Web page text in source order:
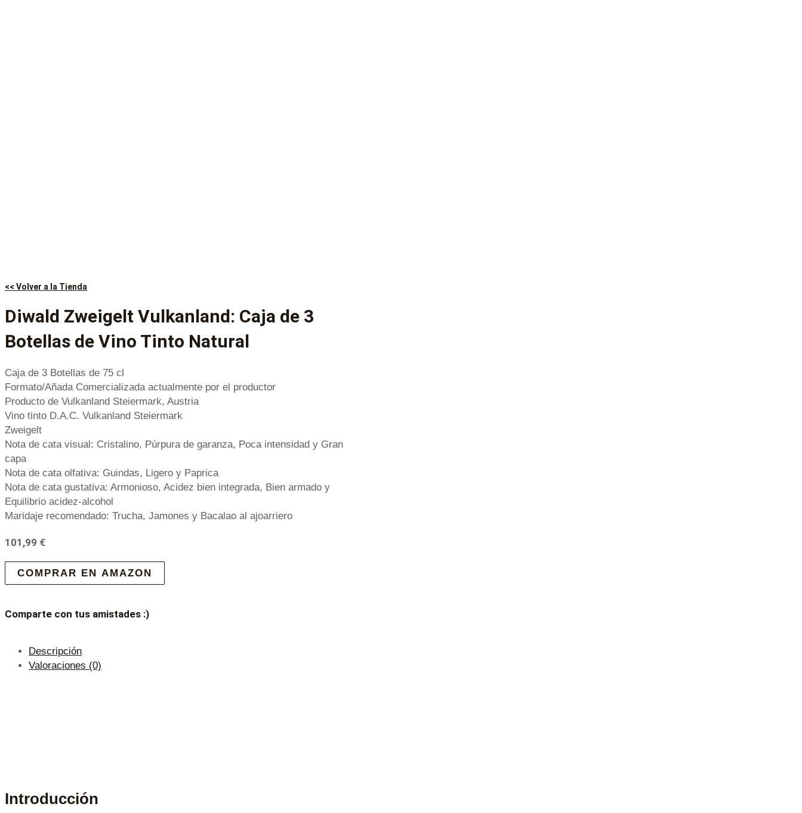
<< Volver a la Tienda
Diwald Zweigelt Vulkanland: Caja de 3
Botellas de Vino Tinto Natural
Caja de 3 Botellas de 75 cl
Formato/Añada Comercializada actualmente por el productor
Producto de Vulkanland Steiermark, Austria
Vino tinto D.A.C. Vulkanland Steiermark
Zweigelt
Nota de cata visual: Cristalino, Púrpura de garanza, Poca intensidad y Gran
capa
Nota de cata olfativa: Guindas, Ligero y Paprica
Nota de cata gustativa: Armonioso, Acidez bien integrada, Bien armado y
Equilibrio acidez-alcohol
Maridaje recomendado: Trucha, Jamones y Bacalao al ajoarriero
101,99 €
COMPRAR EN AMAZON
Comparte con tus amistades :)
Descripción
Valoraciones (0)
Introducción